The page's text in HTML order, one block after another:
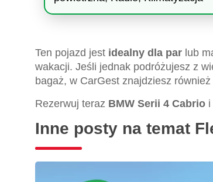
Ten pojazd jest idealny dla par lub
wakacji. Jeśli jednak podróżujesz z
bagaż, w CarGest znajdziesz
Rezerwuj teraz BMW Serii 4 Cabrio i
Inne posty na temat